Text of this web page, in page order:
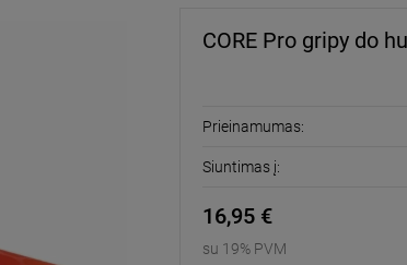
689,00 €
CORE Pro gripy do
Prieinamumas:
Siuntimas į:
16,95 €
su 19% PVM